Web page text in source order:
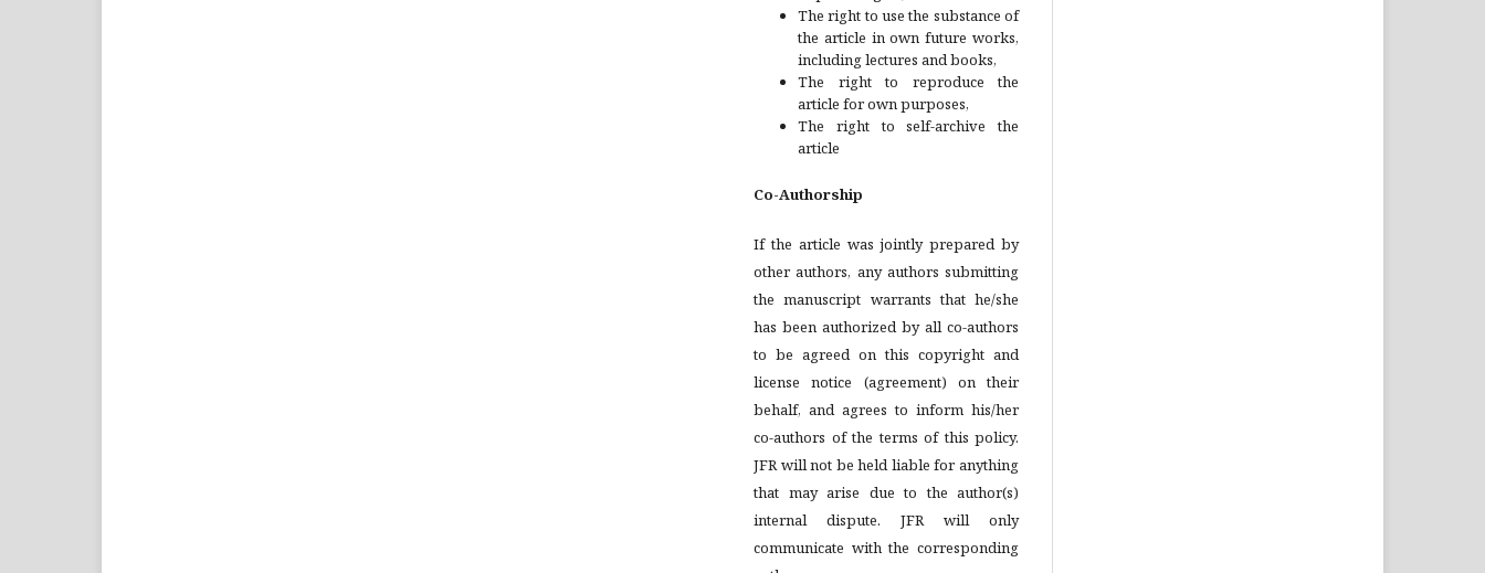
The right to use the substance of
the article in own future works,
including lectures and books,
The right to reproduce the
article for own purposes,
The right to self-archive the
article
Co-Authorship
If the article was jointly prepared by
other authors, any authors submitting
the manuscript warrants that he/she
has been authorized by all co-authors
to be agreed on this copyright and
license notice (agreement) on their
behalf, and agrees to inform his/her
co-authors of the terms of this policy.
JFR will not be held liable for anything
that may arise due to the author(s)
internal dispute. JFR will only
communicate with the corresponding